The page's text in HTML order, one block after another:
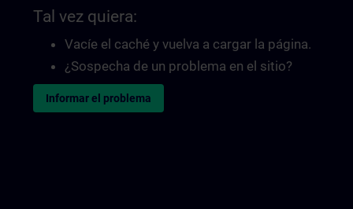
Tal vez quiera:
Vacíe el caché y vuelva a cargar la página.
¿Sospecha de un problema en el sitio?
Informar el problema